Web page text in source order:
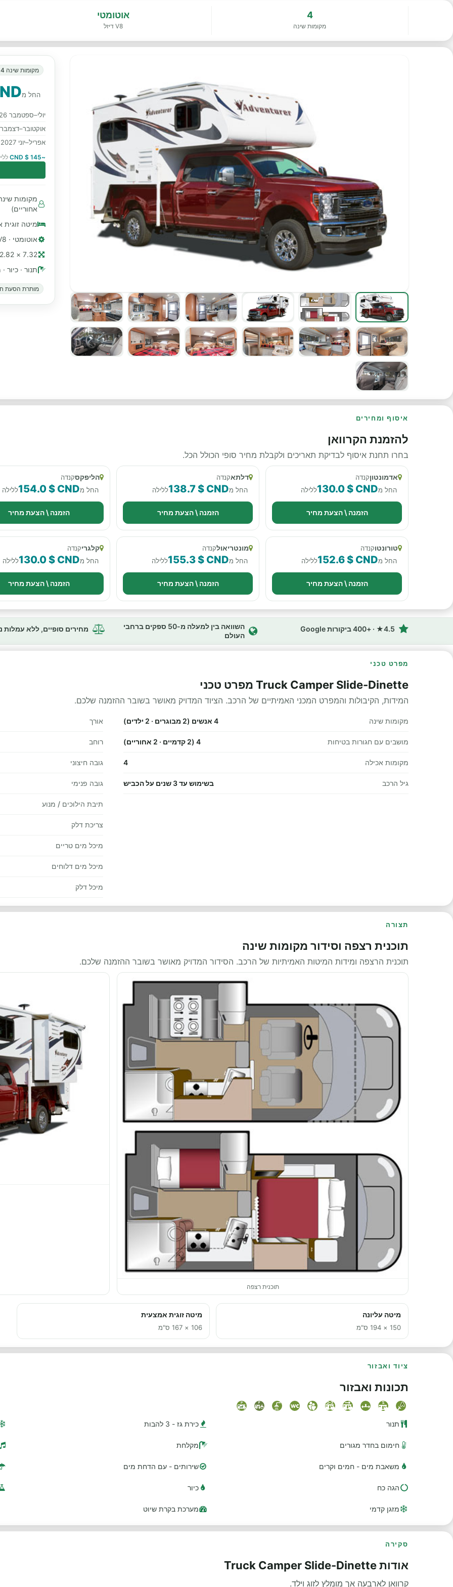
4
מקומות שינה
אוטומטי
V8 דיזל
מקומות שינה 4
החל מ
יולי–ספטמבר 2026
אוקטובר–דצמבר
אפריל–יוני 2027
~145 $ CND
אחוריים)
מיטה זוגית
אוטומטי · V8 דיזל
7.32 × 2.82 מ׳ (≈ 24 רגל)
תנור · כיור
מותרת הסעת
איסוף ומחירים
להזמנת הקרוואן
בחרו תחנת איסוף לבדיקת תאריכים ולקבלת מחיר סופי הכולל הכל.
אדמונטוןקנדה
החל מ130.0 $ CNDללילה
הזמנה \ הצעת מחיר
דלתאקנדה
החל מ138.7 $ CNDללילה
הזמנה \ הצעת מחיר
הליפקסקנדה
החל מ154.0 $ CNDללילה
הזמנה \ הצעת מחיר
טורונטוקנדה
החל מ152.6 $ CNDללילה
הזמנה \ הצעת מחיר
מונטריאולקנדה
החל מ155.3 $ CNDללילה
הזמנה \ הצעת מחיר
קלגריקנדה
החל מ130.0 $ CNDללילה
הזמנה \ הצעת מחיר
4.5★ · +400 ביקורות Google
השוואה בין למעלה מ-50 ספקים ברחבי
העולם
מחירים סופיים, ללא עמלות
מפרט טכני
Truck Camper Slide-Dinette מפרט טכני
המידות, הקיבולות והמפרט המכני האמיתיים של הרכב. הציוד המדויק מאושר בשובר ההזמנה שלכם.
מקומות שינה 4 אנשים (2 מבוגרים · 2 ילדים)
מושבים עם חגורות בטיחות 4 (2 קדמיים · 2 אחוריים)
מקומות אכילה 4
גיל הרכב בשימוש עד 3 שנים על הכביש
אורך
רוחב
גובה חיצוני
גובה פנימי
תיבת הילוכים / מנוע
צריכת דלק
מיכל מים טריים
מיכל מים דלוחים
מיכל דלק
תצורה
תוכנית רצפה וסידור מקומות שינה
תוכנית הרצפה ומידות המיטות האמיתיות של הרכב. הסידור המדויק מאושר בשובר ההזמנה שלכם.
תוכנית רצפה
מיטה עליונה
150 × 194 ס"מ
מיטה זוגית אמצעית
106 × 167 ס"מ
ציוד ואבזור
תכונות ואבזור
תנור כירת גז - 3 להבות
חימום בחדר מגורים מקלחת
משאבת מים - חמים וקרים שירותים - עם הדחת מים
הגה כח כיור
מזגן קדמי מערכת בקרת שיוט
סקירה
אודות Truck Camper Slide-Dinette
קרוואן לארבעה אך מומלץ לזוג וילד.